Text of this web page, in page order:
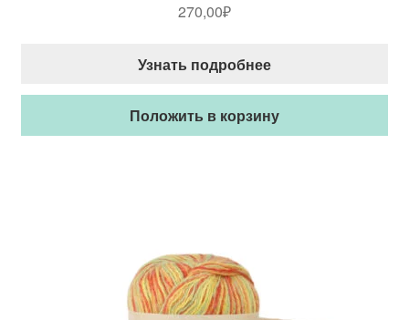
270,00₽
Узнать подробнее
Положить в корзину